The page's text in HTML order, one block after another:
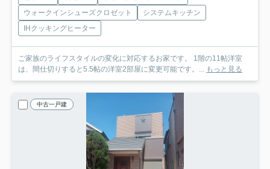
ウォークインシューズクロゼット
システムキッチン
IHクッキングヒーター
ご家族のライフスタイルの変化に対応するお家です。 1階の11帖洋室
は、間仕切りすると5.5帖の洋室2部屋に変更可能です。... もっと見る
中古一戸建